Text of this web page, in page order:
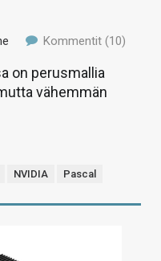
Kommentit (10)
on perusmallia
vähemmän
NVIDIA Pascal